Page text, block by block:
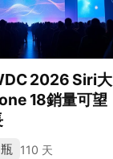
2026 Siri大
18銷量可望
110 天